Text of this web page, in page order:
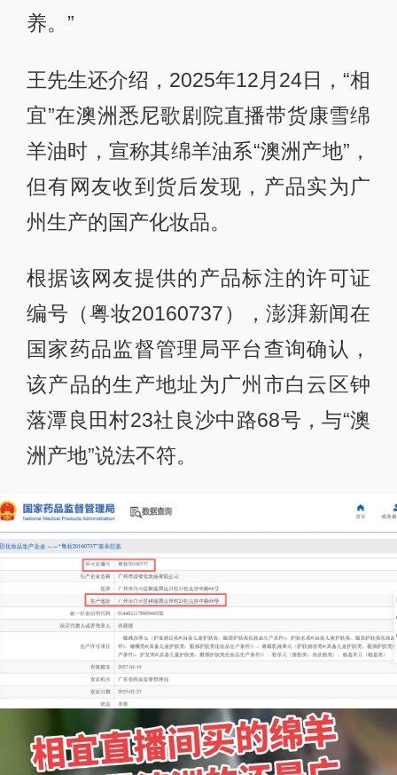
养。‌”
王先生还介绍，2025年12月24日，“相
宜”在澳洲悉尼歌剧院直播带货康雪绵
羊油时，宣称其绵羊油系“澳洲产地”，
但有网友收到货后发现，产品实为广
州生产的国产化妆品。
根据该网友提供的产品标注的许可证
编号（粤妆20160737），澎湃新闻在
国家药品监督管理局平台查询确认，
该产品的生产地址为广州市白云区钟
落潭良田村23社良沙中路68号，与“澳
洲产地”说法不符。